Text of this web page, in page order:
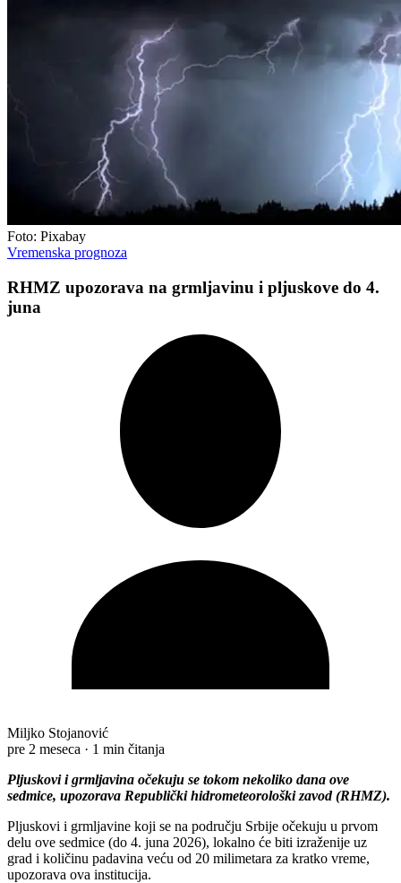
Foto: Pixabay
Vremenska prognoza
RHMZ upozorava na grmljavinu i pljuskove do 4.
juna
Miljko Stojanović
pre 2 meseca · 1 min čitanja
Pljuskovi i grmljavina očekuju se tokom nekoliko dana ove
sedmice, upozorava Republički hidrometeorološki zavod (RHMZ).
Pljuskovi i grmljavine koji se na području Srbije očekuju u prvom
delu ove sedmice (do 4. juna 2026), lokalno će biti izraženije uz
grad i količinu padavina veću od 20 milimetara za kratko vreme,
upozorava ova institucija.